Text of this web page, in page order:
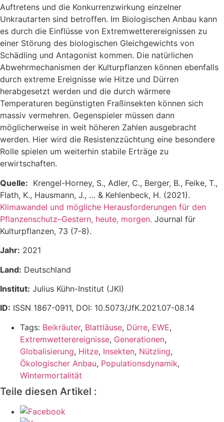
Auftretens und die Konkurrenzwirkung einzelner
Unkrautarten sind betroffen. Im Biologischen Anbau kann
es durch die Einflüsse von Extremwetterereignissen zu
einer Störung des biologischen Gleichgewichts von
Schädling und Antagonist kommen. Die natürlichen
Abwehrmechanismen der Kulturpflanzen können ebenfalls
durch extreme Ereignisse wie Hitze und Dürren
herabgesetzt werden und die durch wärmere
Temperaturen begünstigten Fraßinsekten können sich
massiv vermehren. Gegenspieler müssen dann
möglicherweise in weit höheren Zahlen ausgebracht
werden. Hier wird die Resistenzzüchtung eine besondere
Rolle spielen um weiterhin stabile Erträge zu
erwirtschaften.
Quelle: Krengel-Horney, S., Adler, C., Berger, B., Feike, T.,
Flath, K., Hausmann, J., … & Kehlenbeck, H. (2021).
Klimawandel und mögliche Herausforderungen für den
Pflanzenschutz–Gestern, heute, morgen. Journal für
Kulturpflanzen, 73 (7-8).
Jahr: 2021
Land: Deutschland
Institut: Julius Kühn-Institut (JKI)
ID: ISSN 1867-0911, DOI: 10.5073/JfK.2021.07-08.14
Tags: Beikräuter, Blattläuse, Dürre, EWE,
Extremwetterereignisse, Generationen,
Globalisierung, Hitze, Insekten, Nützling,
Ökologischer Anbau, Populationsdynamik,
Wintermortalität
Teile diesen Artikel :